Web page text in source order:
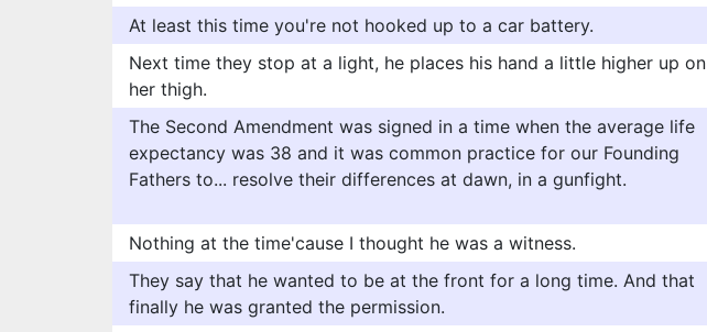
At least this time you're not hooked up to a car battery.
Next time they stop at a light, he places his hand a little higher up on
her thigh.
The Second Amendment was signed in a time when the average life
expectancy was 38 and it was common practice for our Founding
Fathers to... resolve their differences at dawn, in a gunfight.
Nothing at the time'cause I thought he was a witness.
They say that he wanted to be at the front for a long time. And that
finally he was granted the permission.